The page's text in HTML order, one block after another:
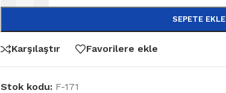
SEPETE EKLE
Karşılaştır Favorilere ekle
Stok kodu: F-171